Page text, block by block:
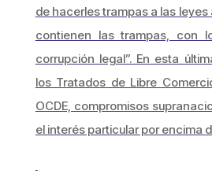
de hacerles trampas a las leyes
contienen las trampas, con
corrupción legal”. En esta
los Tratados de Libre
OCDE, compromisos
el interés particular por encima